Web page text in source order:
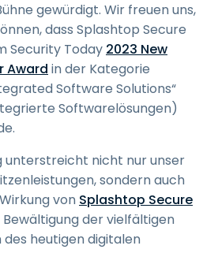
gewürdigt. Wir freuen uns,
dass Splashtop Secure
Security Today 2023 New
Award in der Kategorie
Software Solutions“
Softwarelösungen)
unterstreicht nicht nur unser
sondern auch
von Splashtop Secure
Bewältigung der vielfältigen
heutigen digitalen